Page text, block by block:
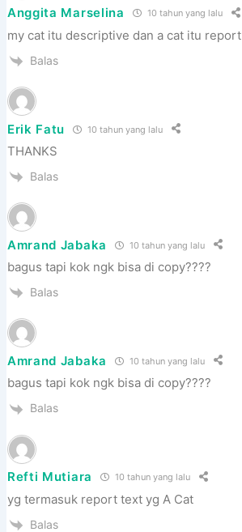
Anggita Marselina 10 tahun yang lalu
my cat itu descriptive dan a cat itu report
Balas
Erik Fatu 10 tahun yang lalu
THANKS
Balas
Amrand Jabaka 10 tahun yang lalu
bagus tapi kok ngk bisa di copy????
Balas
Amrand Jabaka 10 tahun yang lalu
bagus tapi kok ngk bisa di copy????
Balas
Refti Mutiara 10 tahun yang lalu
yg termasuk report text yg A Cat
Balas